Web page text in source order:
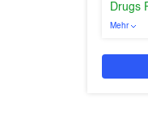
Drugs
Mehr